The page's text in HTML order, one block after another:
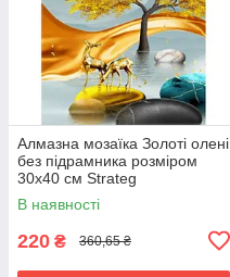
Алмазна мозаїка Золоті олені
без підрамника розміром
30х40 см Strateg
(JSDF82144)
В наявності
220 ₴ 360,65 ₴